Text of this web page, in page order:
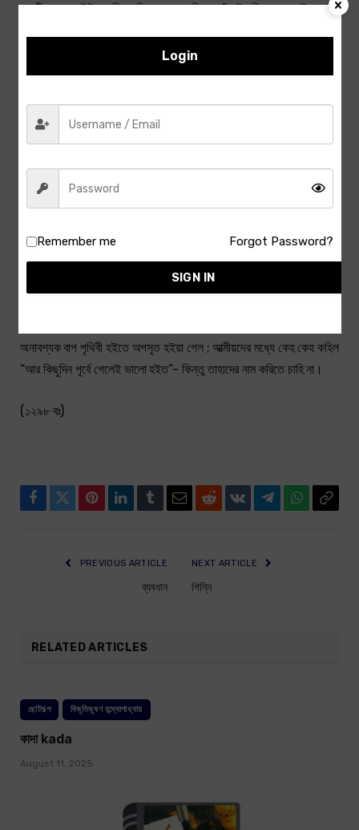
নবদ্বীপচন্দ্র যে উইল দাখিল করিয়াছেন তাহা মিথ্যা।” এই বলিয়া রামকানাই
চতুর ব্যারিস্টার সকৌতুকে পার্শ্ববর্তী অ্যাটর্নিকে বলিলেন, “বাই জোভ! লোকটাকে
মামাতো ভাই ছুটিয়া গিয়া দিদিকে বলিল, “বুড়ো সমস্ত মাটি করিয়াছিল – আমার
দিদি বলিলেন, “বটে! লোক কে চিনতে পারে। আমি বুড়োকে ভালো বলে জানতুম।”
এই কাজ করিয়া ফেলিয়াছে ; সাক্ষীর বাক্সের মধ্যে উঠিয়া বুড়া বুদ্ধি ঠিক রাখিতে পারে
নাই ; এমনতরো আস্ত নির্বোধ সমস্ত শহর খুঁজিলে মিলে না।
অনাবশ্যক বাপ পৃথিবী হইতে অপসৃত হইয়া গেল ; আত্মীয়দের মধ্যে কেহ কেহ কহিল
“আর কিছুদিন পূর্বে গেলেই ভালো হইত”- কিন্তু তাহাদের নাম করিতে চাহি না।
(১২৯৮ বঃ)
Facebook
TwitterPinterestLinkedIn
TumblrEmailRedditVKontakte
TelegramWhatsApp
Copy
PREVIOUS ARTICLE
ব্যবধান
NEXT ARTICLE
গিন্নি
RELATED ARTICLES
ছোটগল্প বিভূতিভূষণ বন্দ্যোপাধ্যায়
কাদা kada
August 11, 2025
Login
Remember me Forgot Password?
SIGN IN